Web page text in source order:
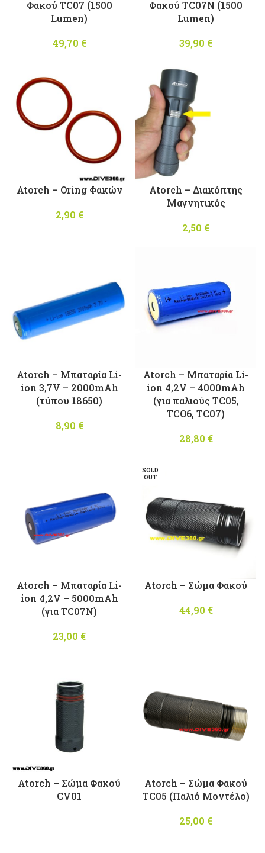
Φακού TC07 (1500
Lumen)
49,70 €
Φακού TC07N (1500
Lumen)
39,90 €
Atorch – Oring Φακών
2,90 €
Atorch – Διακόπτης
Μαγνητικός
2,50 €
Atorch – Μπαταρία Li-
ion 3,7V – 2000mAh
(τύπου 18650)
8,90 €
Atorch – Μπαταρία Li-
ion 4,2V – 4000mAh
(για παλιούς TC05,
TCO6, TC07)
28,80 €
Atorch – Μπαταρία Li-
ion 4,2V – 5000mAh
(για TC07N)
23,00 €
SOLD
OUT
Atorch – Σώμα Φακού
44,90 €
Atorch – Σώμα Φακού
CV01
Atorch – Σώμα Φακού
ΤC05 (Παλιό Μοντέλο)
25,00 €